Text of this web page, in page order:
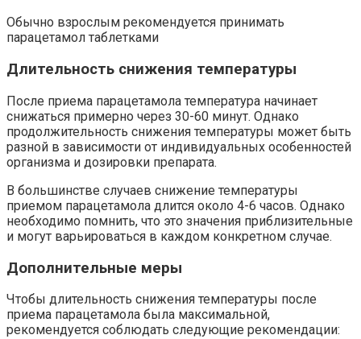
Обычно взрослым рекомендуется принимать
парацетамол таблетками
Длительность снижения температуры
После приема парацетамола температура начинает
снижаться примерно через 30-60 минут. Однако
продолжительность снижения температуры может быть
разной в зависимости от индивидуальных особенностей
организма и дозировки препарата.
В большинстве случаев снижение температуры
приемом парацетамола длится около 4-6 часов. Однако
необходимо помнить, что это значения приблизительные
и могут варьироваться в каждом конкретном случае.
Дополнительные меры
Чтобы длительность снижения температуры после
приема парацетамола была максимальной,
рекомендуется соблюдать следующие рекомендации: